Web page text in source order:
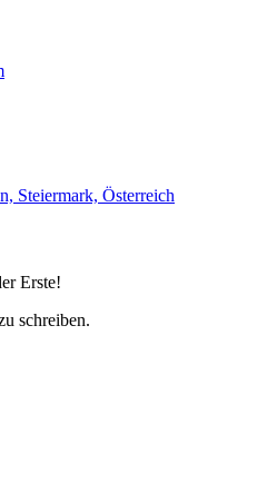
Steiermark, Österreich
Erste!
schreiben.